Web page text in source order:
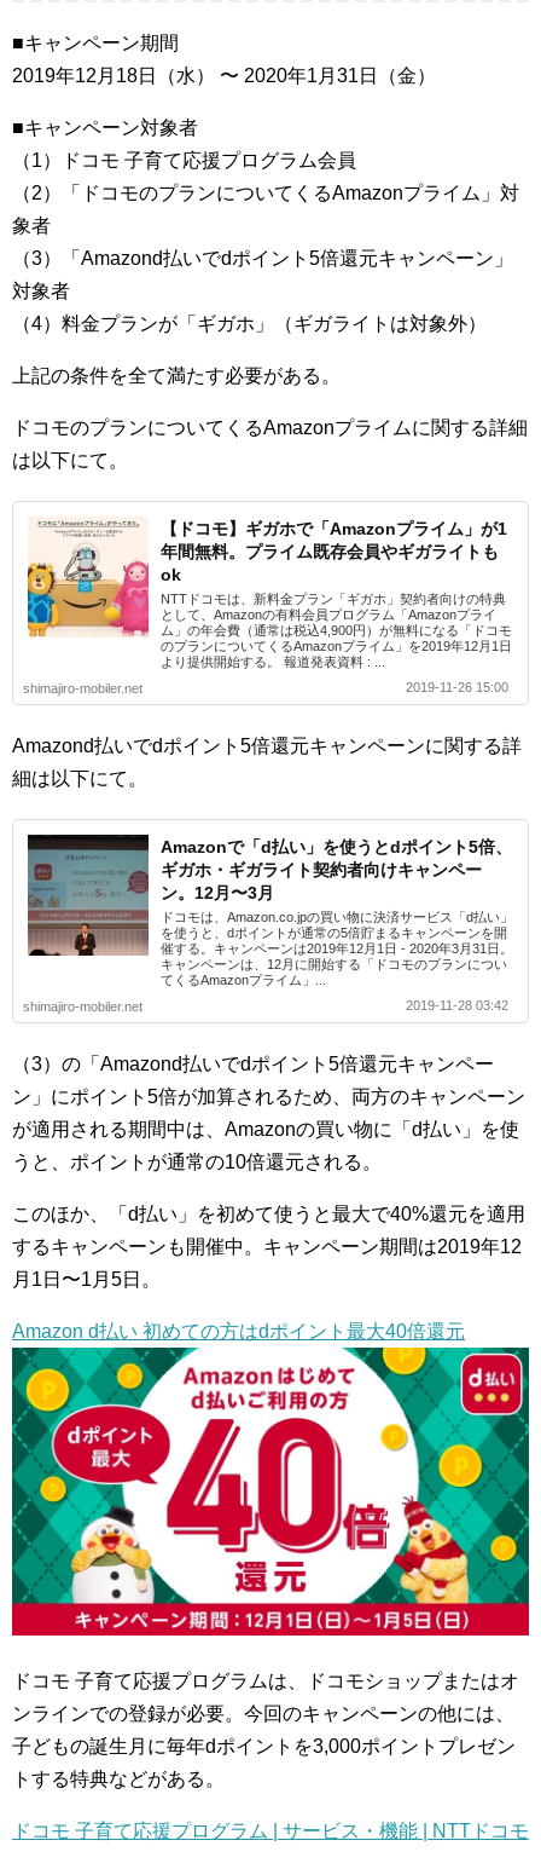
■キャンペーン期間
2019年12月18日（水） 〜 2020年1月31日（金）
■キャンペーン対象者
（1）ドコモ 子育て応援プログラム会員
（2）「ドコモのプランについてくるAmazonプライム」対
象者
（3）「Amazond払いでdポイント5倍還元キャンペーン」
対象者
（4）料金プランが「ギガホ」（ギガライトは対象外）
上記の条件を全て満たす必要がある。
ドコモのプランについてくるAmazonプライムに関する詳細
は以下にて。
【ドコモ】ギガホで「Amazonプライム」が1
年間無料。プライム既存会員やギガライトも
ok
NTTドコモは、新料金プラン「ギガホ」契約者向けの特典
として、Amazonの有料会員プログラム「Amazonプライ
ム」の年会費（通常は税込4,900円）が無料になる「ドコモ
のプランについてくるAmazonプライム」を2019年12月1日
より提供開始する。 報道発表資料 : ...
shimajiro-mobiler.net
2019-11-26 15:00
Amazond払いでdポイント5倍還元キャンペーンに関する詳
細は以下にて。
Amazonで「d払い」を使うとdポイント5倍、
ギガホ・ギガライト契約者向けキャンペー
ン。12月〜3月
ドコモは、Amazon.co.jpの買い物に決済サービス「d払い」
を使うと、dポイントが通常の5倍貯まるキャンペーンを開
催する。キャンペーンは2019年12月1日 - 2020年3月31日。
キャンペーンは、12月に開始する「ドコモのプランについ
てくるAmazonプライム」...
shimajiro-mobiler.net
2019-11-28 03:42
（3）の「Amazond払いでdポイント5倍還元キャンペー
ン」にポイント5倍が加算されるため、両方のキャンペーン
が適用される期間中は、Amazonの買い物に「d払い」を使
うと、ポイントが通常の10倍還元される。
このほか、「d払い」を初めて使うと最大で40%還元を適用
するキャンペーンも開催中。キャンペーン期間は2019年12
月1日〜1月5日。
Amazon d払い 初めての方はdポイント最大40倍還元
ドコモ 子育て応援プログラムは、ドコモショップまたはオ
ンラインでの登録が必要。今回のキャンペーンの他には、
子どもの誕生月に毎年dポイントを3,000ポイントプレゼン
トする特典などがある。
ドコモ 子育て応援プログラム | サービス・機能 | NTTドコモ